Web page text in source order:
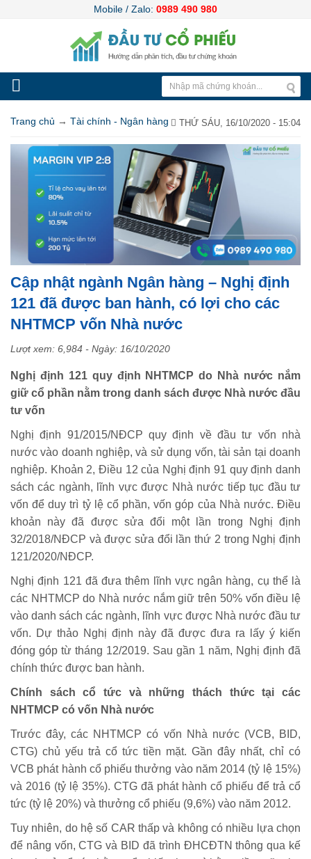
Mobile / Zalo: 0989 490 980
Trang chủ → Tài chính - Ngân hàng THỨ SÁU, 16/10/2020 - 15:04
Cập nhật ngành Ngân hàng – Nghị định
121 đã được ban hành, có lợi cho các
NHTMCP vốn Nhà nước
Lượt xem: 6,984 - Ngày: 16/10/2020
Nghị định 121 quy định NHTMCP do Nhà nước nắm
giữ cổ phần nằm trong danh sách được Nhà nước đầu
tư vốn
Nghị định 91/2015/NĐCP quy định về đầu tư vốn nhà
nước vào doanh nghiệp, và sử dụng vốn, tài sản tại doanh
nghiệp. Khoản 2, Điều 12 của Nghị định 91 quy định danh
sách các ngành, lĩnh vực được Nhà nước tiếp tục đầu tư
vốn để duy trì tỷ lệ cổ phần, vốn góp của Nhà nước. Điều
khoản này đã được sửa đổi một lần trong Nghị định
32/2018/NĐCP và được sửa đổi lần thứ 2 trong Nghị định
121/2020/NĐCP.
Nghị định 121 đã đưa thêm lĩnh vực ngân hàng, cụ thể là
các NHTMCP do Nhà nước nắm giữ trên 50% vốn điều lệ
vào danh sách các ngành, lĩnh vực được Nhà nước đầu tư
vốn. Dự thảo Nghị định này đã được đưa ra lấy ý kiến
đóng góp từ tháng 12/2019. Sau gần 1 năm, Nghị định đã
chính thức được ban hành.
Chính sách cổ tức và những thách thức tại các
NHTMCP có vốn Nhà nước
Trước đây, các NHTMCP có vốn Nhà nước (VCB, BID,
CTG) chủ yếu trả cổ tức tiền mặt. Gần đây nhất, chỉ có
VCB phát hành cổ phiếu thưởng vào năm 2014 (tỷ lệ 15%)
và 2016 (tỷ lệ 35%). CTG đã phát hành cổ phiếu để trả cổ
tức (tỷ lệ 20%) và thưởng cổ phiếu (9,6%) vào năm 2012.
Tuy nhiên, do hệ số CAR thấp và không có nhiều lựa chọn
để nâng vốn, CTG và BID đã trình ĐHCĐTN thông qua kế